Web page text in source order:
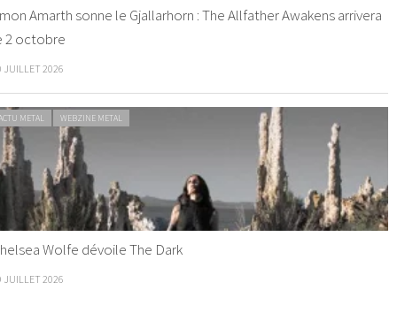
Amarth sonne le Gjallarhorn : The Allfather Awakens arrivera
2 octobre
JUILLET 2026
METAL WEBZINE METAL
Wolfe dévoile The Dark
JUILLET 2026